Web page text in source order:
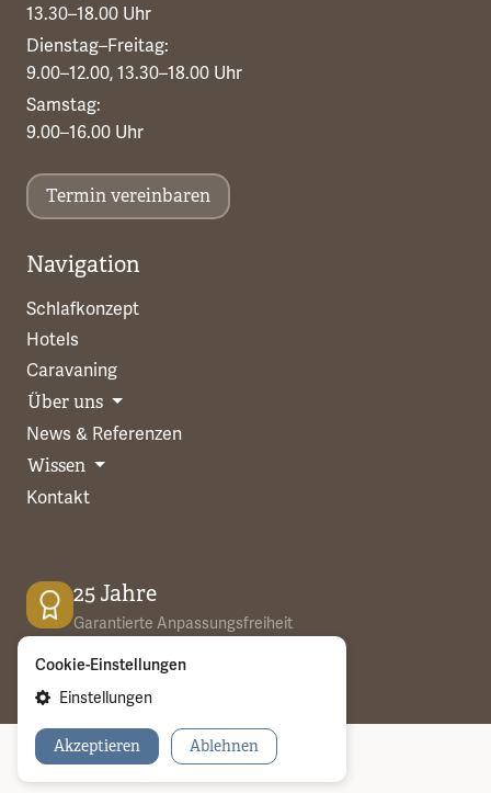
Cookie-Einstellungen
Einstellungen
Akzeptieren Ablehnen
13.30–18.00 Uhr
Dienstag–Freitag:
9.00–12.00, 13.30–18.00 Uhr
Samstag:
9.00–16.00 Uhr
Termin vereinbaren
Navigation
Schlafkonzept
Hotels
Caravaning
Über uns
News & Referenzen
Wissen
Kontakt
25 Jahre
Garantierte Anpassungsfreiheit
Copyright ©2026 | created with byexpress design